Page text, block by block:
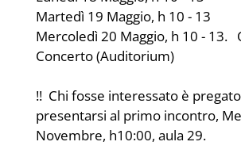
Martedì 19 Maggio, h 10 - 13
Mercoledì 20 Maggio, h 10 - 13.
Concerto (Auditorium)
!! Chi fosse interessato è
presentarsi al primo incontro,
Novembre, h10:00, aula 29.